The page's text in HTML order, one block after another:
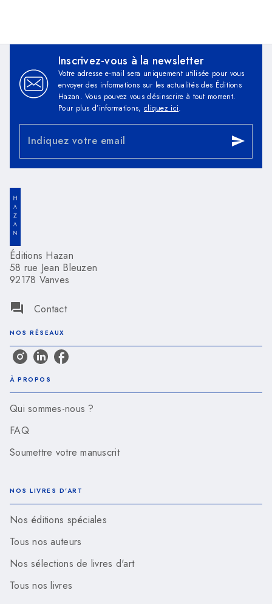
Inscrivez-vous à la newsletter
Votre adresse e-mail sera uniquement utilisée pour vous
envoyer des informations sur les actualités des Éditions
Hazan. Vous pouvez vous désinscrire à tout moment.
Pour plus d’informations, cliquez ici.
Indiquez votre email send
Éditions Hazan
58 rue Jean Bleuzen
92178 Vanves
question_answer Contact
NOS RÉSEAUX
À PROPOS
Qui sommes-nous ?
FAQ
Soumettre votre manuscrit
NOS LIVRES D'ART
Nos éditions spéciales
Tous nos auteurs
Nos sélections de livres d'art
Tous nos livres